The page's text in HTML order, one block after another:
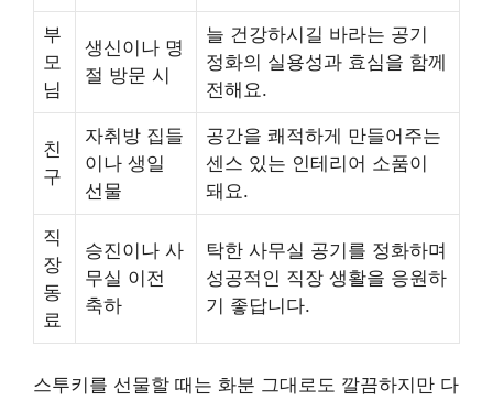
부
모
님
생신이나 명
절 방문 시
늘 건강하시길 바라는 공기
정화의 실용성과 효심을 함께
전해요.
친
구
자취방 집들
이나 생일
선물
공간을 쾌적하게 만들어주는
센스 있는 인테리어 소품이
돼요.
직
장
동
료
승진이나 사
무실 이전
축하
탁한 사무실 공기를 정화하며
성공적인 직장 생활을 응원하
기 좋답니다.
스투키를 선물할 때는 화분 그대로도 깔끔하지만 다